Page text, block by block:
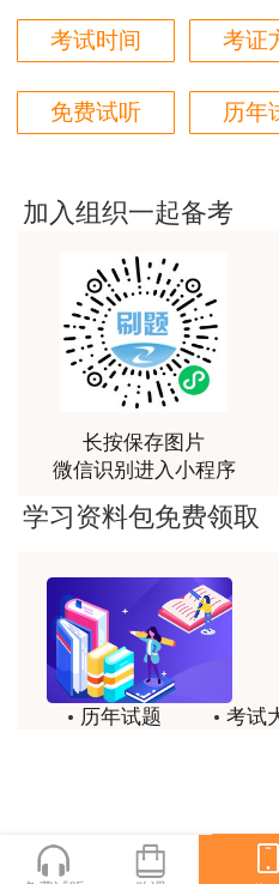
可申报高级技师职业技能
职称满1年，或取得副高
作满5年，可申报特级技
的，可以按照相关规定开
初级培训合格证书的，可
初级专业技术等级证书的
师；取得中级专业技术等
报高级工程师评审。
四、支持境外职业资
持有《天津市境外职
职业资格的专业人员，可
贸试验区执业并提供专业
视同境内从业经历。目
业）层级基本标准条件的
称，并可作为申报本专
本通知自2024年1月
老师们讲的很好，通俗易
建筑专业跟网校过了，今
用户m6****57
用户da****ng
生产技术今年的教学比起
富生动。
用户m3****68
课程清晰易懂，便于记忆
用户we****66
跟着老师学习理解的特别
用户m0****66
贾老师讲的很有水平，这
用户m0****68
贾老师一如既往的稳
回顾整个学习过程，我收
网课像一位循循善诱的引
法、坚持行动，每个人都
考试时间 考证
免费试听 历年
加入组织一起备考
长按保存图片
微信识别进入小程序
学习资料包免费领取
历年试题
考试